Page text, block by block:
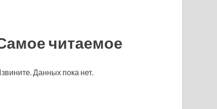
читаемое
Данных пока нет.